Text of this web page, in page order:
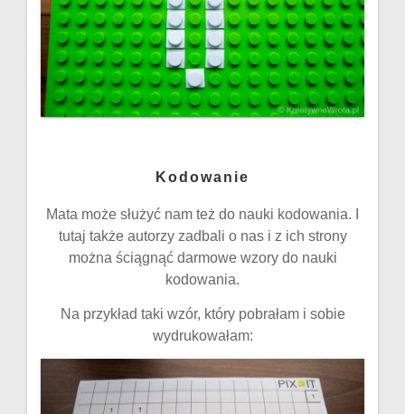
Kodowanie
Mata może służyć nam też do nauki kodowania. I
tutaj także autorzy zadbali o nas i z ich strony
można ściągnąć darmowe wzory do nauki
kodowania.
Na przykład taki wzór, który pobrałam i sobie
wydrukowałam: